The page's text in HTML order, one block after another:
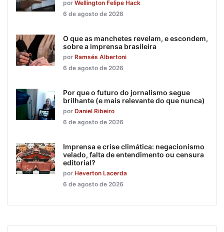
por Wellington Felipe Hack
6 de agosto de 2026
O que as manchetes revelam, e escondem,
sobre a imprensa brasileira
por Ramsés Albertoni
6 de agosto de 2026
Por que o futuro do jornalismo segue
brilhante (e mais relevante do que nunca)
por Daniel Ribeiro
6 de agosto de 2026
Imprensa e crise climática: negacionismo
velado, falta de entendimento ou censura
editorial?
por Heverton Lacerda
6 de agosto de 2026